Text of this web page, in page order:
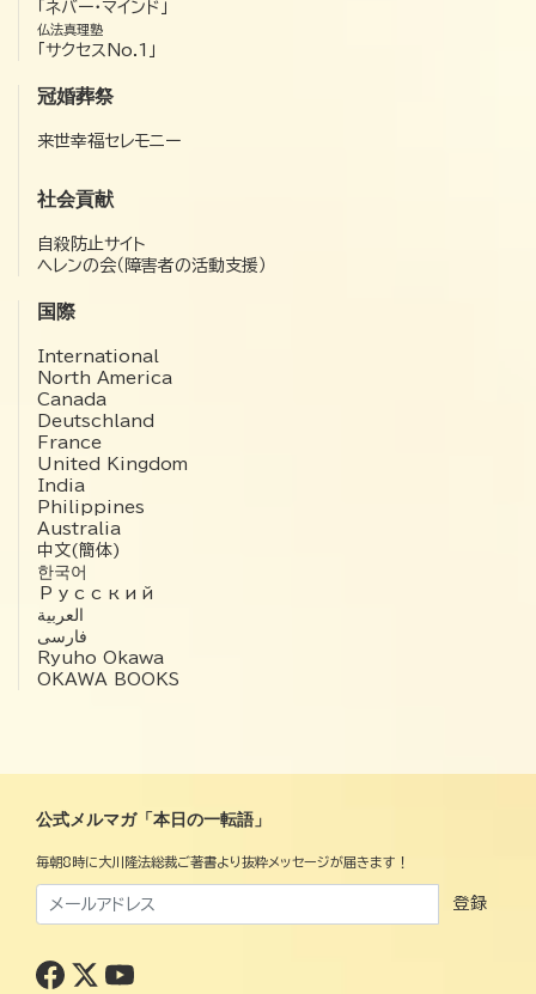
「ネバー・マインド」
仏法真理塾
「サクセスNo.1」
冠婚葬祭
来世幸福セレモニー
社会貢献
自殺防止サイト
ヘレンの会（障害者の活動支援）
国際
International
North America
Canada
Deutschland
France
United Kingdom
India
Philippines
Australia
中文(簡体)
한국어
Русский
العربية‏
فارسی
Ryuho Okawa
OKAWA BOOKS
公式メルマガ「本日の一転語」
毎朝8時に大川隆法総裁ご著書より抜粋メッセージが届きます！
登録